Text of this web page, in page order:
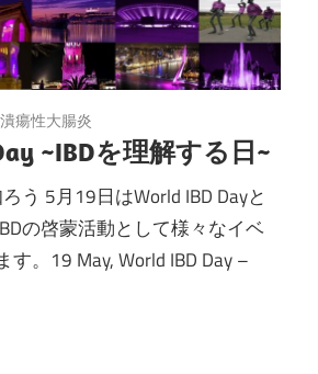
潰瘍性大腸炎
~IBDを理解する日~
う 5月19日はWorld IBD Dayと
の啓蒙活動として様々なイベ
す。19 May, World IBD Day –